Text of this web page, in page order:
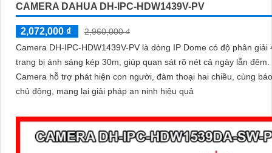
CAMERA DAHUA DH-IPC-HDW1439V-PV
2,072,000 ₫
2,960,000 ₫
Camera DH-IPC-HDW1439V-PV là dòng IP Dome có độ phân giải
trang bị ánh sáng kép 30m, giúp quan sát rõ nét cả ngày lẫn đêm.
Camera hỗ trợ phát hiện con người, đàm thoại hai chiều, cùng
chủ động, mang lại giải pháp an ninh hiệu quả